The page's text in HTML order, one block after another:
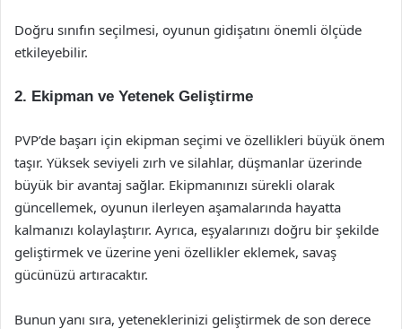
Doğru sınıfın seçilmesi, oyunun gidişatını önemli ölçüde
etkileyebilir.
2. Ekipman ve Yetenek Geliştirme
PVP’de başarı için ekipman seçimi ve özellikleri büyük önem
taşır. Yüksek seviyeli zırh ve silahlar, düşmanlar üzerinde
büyük bir avantaj sağlar. Ekipmanınızı sürekli olarak
güncellemek, oyunun ilerleyen aşamalarında hayatta
kalmanızı kolaylaştırır. Ayrıca, eşyalarınızı doğru bir şekilde
geliştirmek ve üzerine yeni özellikler eklemek, savaş
gücünüzü artıracaktır.
Bunun yanı sıra, yeteneklerinizi geliştirmek de son derece